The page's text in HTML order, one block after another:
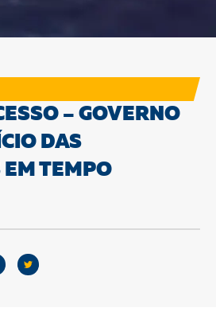
– GOVERNO
DAS
EM TEMPO